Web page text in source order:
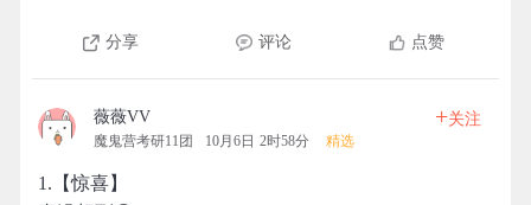
分享 评论 点赞
薇薇VV
魔鬼营考研11团 10月6日 2时58分 精选
+关注
1.【惊喜】